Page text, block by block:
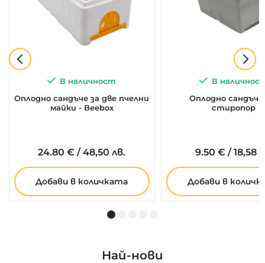
В наличност
Оплодно сандъче за две пчелни
майки - Beebox
24.80 € /48,50 лв.
Добави в количката
В
Оплодно
стиропор
9.50 €/18,58
Добави в
Най-нови